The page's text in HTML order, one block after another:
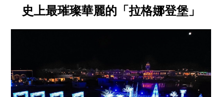
史上最璀璨華麗的「拉格娜登堡」